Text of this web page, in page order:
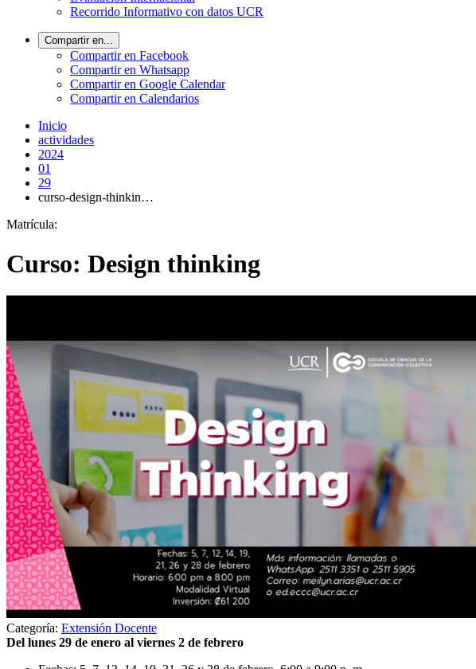
Recorrido Informativo con datos UCR
Compartir en...
Compartir en Facebook
Compartir en Whatsapp
Compartir en Google Calendar
Compartir en Calendarios
Inicio
actividades
2024
01
29
curso-design-thinkin…
Matrícula:
Curso: Design thinking
Categoría: Extensión Docente
Del lunes 29 de enero al viernes 2 de febrero